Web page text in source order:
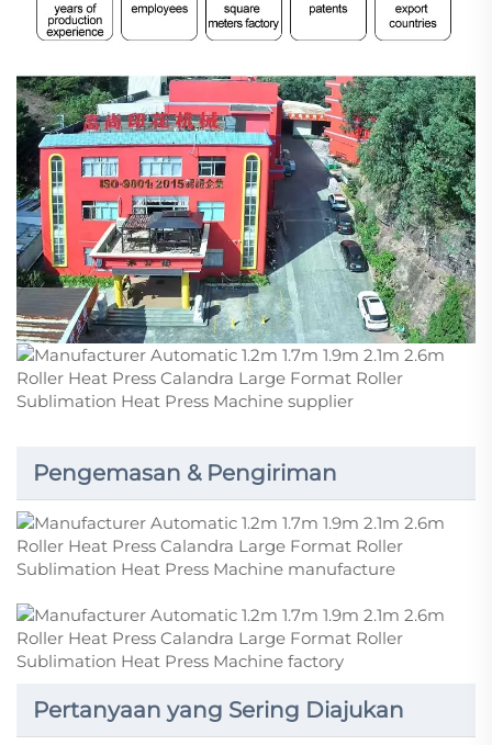
Pengemasan & Pengiriman
Pertanyaan yang Sering Diajukan